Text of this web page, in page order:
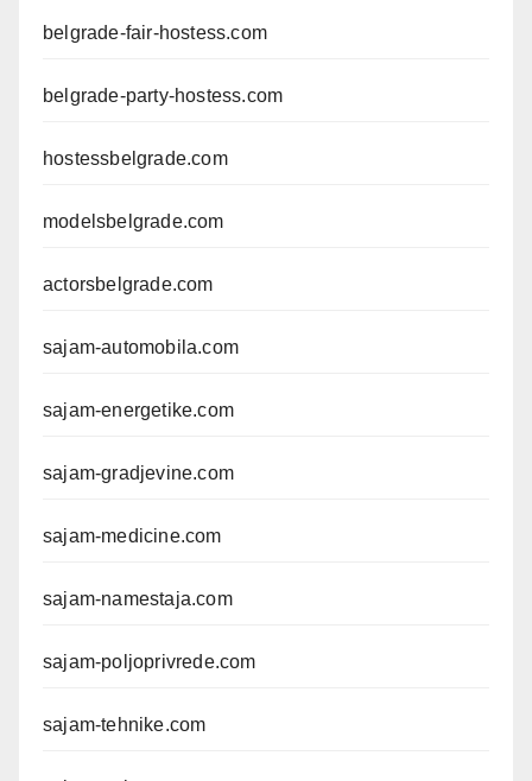
belgrade-fair-hostess.com
belgrade-party-hostess.com
hostessbelgrade.com
modelsbelgrade.com
actorsbelgrade.com
sajam-automobila.com
sajam-energetike.com
sajam-gradjevine.com
sajam-medicine.com
sajam-namestaja.com
sajam-poljoprivrede.com
sajam-tehnike.com